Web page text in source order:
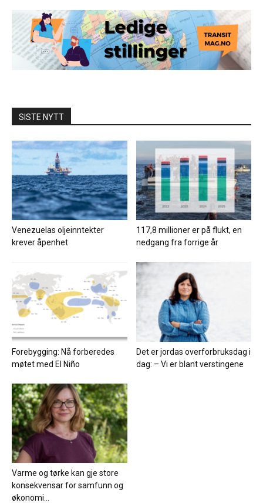
SISTE NYTT
Venezuelas oljeinntekter
krever åpenhet
117,8 millioner er på flukt, en
nedgang fra forrige år
Forebygging: Nå forberedes
møtet med El Niño
Det er jordas overforbruksdag i
dag: – Vi er blant verstingene
Varme og tørke kan gje store
konsekvensar for samfunn og
økonomi...